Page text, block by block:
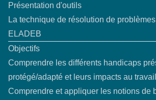
Présentation d'outils
La technique de résolution de problèmes
ELADEB
Objectifs
Comprendre les différents handicaps
protégé/adapté et leurs impacts au travail
Comprendre et appliquer les notions de